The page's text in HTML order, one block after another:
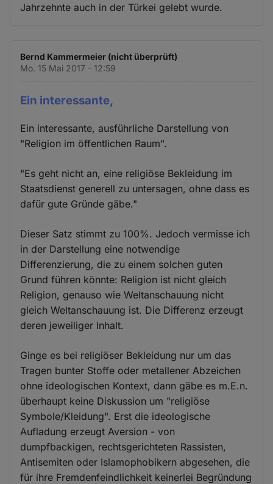
Jahrzehnte auch in der Türkei gelebt wurde.
Bernd Kammermeier (nicht überprüft)
Mo. 15 Mai 2017 - 12:59
Ein interessante,
Ein interessante, ausführliche Darstellung von
"Religion im öffentlichen Raum".
"Es geht nicht an, eine religiöse Bekleidung im
Staatsdienst generell zu untersagen, ohne dass es
dafür gute Gründe gäbe."
Dieser Satz stimmt zu 100%. Jedoch vermisse ich
in der Darstellung eine notwendige
Differenzierung, die zu einem solchen guten
Grund führen könnte: Religion ist nicht gleich
Religion, genauso wie Weltanschauung nicht
gleich Weltanschauung ist. Die Differenz erzeugt
deren jeweiliger Inhalt.
Ginge es bei religiöser Bekleidung nur um das
Tragen bunter Stoffe oder metallener Abzeichen
ohne ideologischen Kontext, dann gäbe es m.E.n.
überhaupt keine Diskussion um "religiöse
Symbole/Kleidung". Erst die ideologische
Aufladung erzeugt Aversion - von
dumpfbackigen, rechtsgerichteten Rassisten,
Antisemiten oder Islamophobikern abgesehen, die
für ihre Fremdenfeindlichkeit keinerlei Begründung